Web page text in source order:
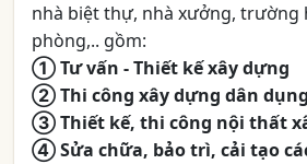
nhà biệt thự, nhà xưởng, trường
phòng,.. gồm:
① Tư vấn - Thiết kế xây dựng
② Thi công xây dựng dân
③ Thiết kế, thi công nội thất
④ Sửa chữa, bảo trì, cải tạo